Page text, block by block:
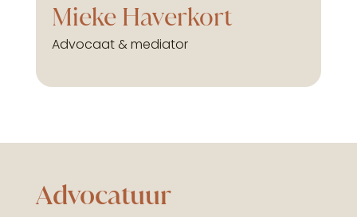
Mieke Haverkort
Advocaat & mediator
Advocatuur